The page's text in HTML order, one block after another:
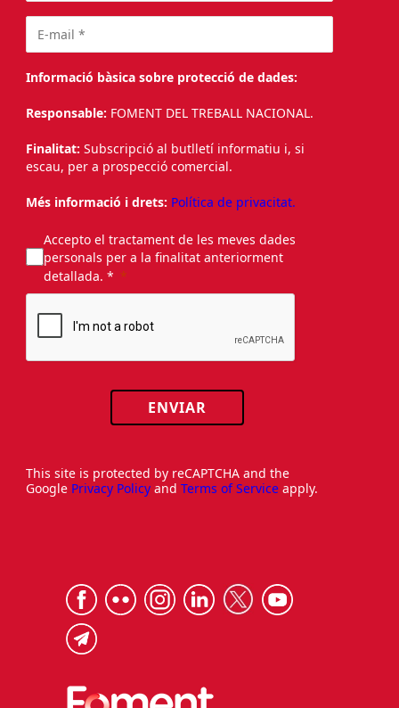
Informació bàsica sobre protecció de dades:
Responsable: FOMENT DEL TREBALL NACIONAL.
Finalitat: Subscripció al butlletí informatiu i, si
escau, per a prospecció comercial.
Més informació i drets: Política de privacitat.
Accepto el tractament de les meves dades
personals per a la finalitat anteriorment
detallada. *
ENVIAR
This site is protected by reCAPTCHA and the
Google Privacy Policy and Terms of Service apply.